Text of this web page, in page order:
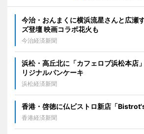
今治・おんまくに横浜流星さんと広瀬
ズ登壇 映画コラボ花火も
今治経済新聞
浜松・高丘北に「カフェロブ浜松本
リジナルパンケーキ
浜松経済新聞
香港・啓徳に仏ビストロ新店「
香港経済新聞